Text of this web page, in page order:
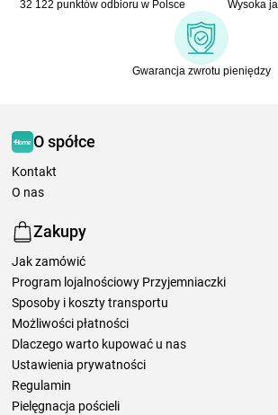
32 122 punktów odbioru w Polsce Wysoka
Gwarancja zwrotu pieniędzy
O spółce
Kontakt
O nas
Zakupy
Jak zamówić
Program lojalnościowy Przyjemniaczki
Sposoby i koszty transportu
Możliwości płatności
Dlaczego warto kupować u nas
Ustawienia prywatności
Regulamin
Pielęgnacja pościeli